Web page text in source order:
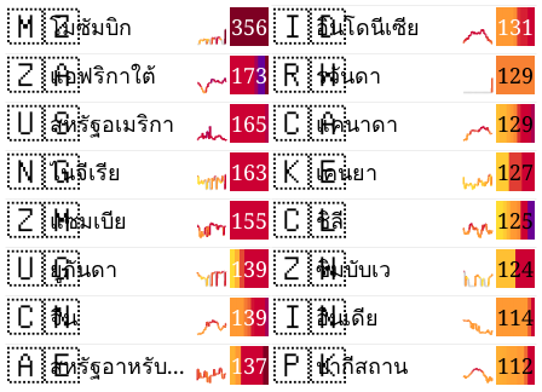
🇲🇿 356
โมซัมบิก
🇿🇦 173
แอฟริกาใต้
🇺🇸 165
สหรัฐอเมริกา
🇳🇬 163
ไนจีเรีย
🇿🇲 155
แซมเบีย
🇺🇬 139
ยูกันดา
🇨🇳 139
จีน
🇦🇪 137
สหรัฐอาหรับเอมิเรตส์
🇮🇩 131
อินโดนีเซีย
🇷🇼 129
รวันดา
🇨🇦 129
แคนาดา
🇰🇪 127
เคนยา
🇨🇱 125
ชิลี
🇿🇼 124
ซิมบับเว
🇮🇳 114
อินเดีย
🇵🇰 112
ปากีสถาน